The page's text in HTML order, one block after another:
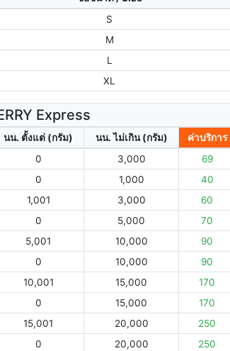
S
M
L
XL
Express
นน. ตั้งแต่ (กรัม) นน. ไม่เกิน (กรัม)
ค่าบริการ
0 3,000
69
0 1,000
40
1,001 3,000
60
0 5,000
70
5,001 10,000
90
0 10,000
90
10,001 15,000
170
0 15,000
170
15,001 20,000
250
0 20,000 250